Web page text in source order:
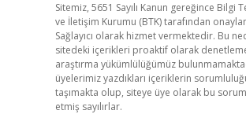
Sitemiz, 5651 Sayılı Kanun gereğince Bilgi
ve İletişim Kurumu (BTK) tarafından
Sağlayıcı olarak hizmet vermektedir. Bu
sitedeki içerikleri proaktif olarak
araştırma yükümlülüğümüz
üyelerimiz yazdıkları içeriklerin
taşımakta olup, siteye üye olarak bu
etmiş sayılırlar.